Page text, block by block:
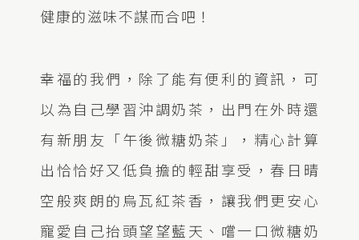
健康的滋味不謀而合吧！
幸福的我們，除了能有便利的資訊，可
以為自己學習沖調奶茶，出門在外時還
有新朋友「午後微糖奶茶」，精心計算
出恰恰好又低負擔的輕甜享受，春日晴
空般爽朗的烏瓦紅茶香，讓我們更安心
寵愛自己抬頭望望藍天、嚐一口微糖奶